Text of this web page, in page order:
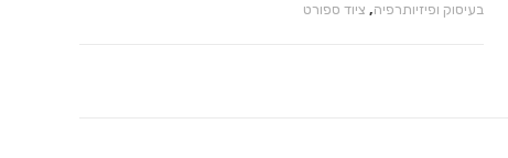
בעיסוק ופיזיותרפיה, ציוד ספורט